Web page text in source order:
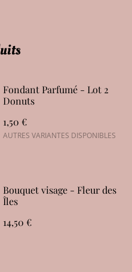
Fondant Parfumé - Lot 2
Donuts
1,50 €
AUTRES VARIANTES DISPONIBLES
Bouquet visage - Fleur des
Îles
14,50 €